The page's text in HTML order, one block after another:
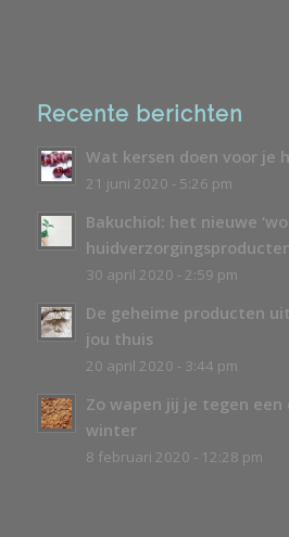
Recente berichten
Wat kersen doen voor je
21 juni 2020 - 5:26 pm
Bakuchiol: het nieuwe
30 april 2020 - 2:59 pm
De geheime producten
jou thuis
20 april 2020 - 3:44 pm
Zo wapen jij je tegen een
winter
8 februari 2020 - 12:28 pm